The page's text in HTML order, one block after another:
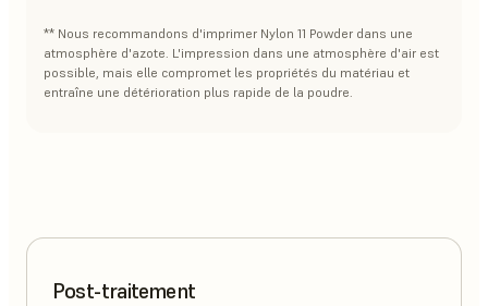
** Nous recommandons d'imprimer Nylon 11 Powder dans une
atmosphère d'azote. L'impression dans une atmosphère d'air est
possible, mais elle compromet les propriétés du matériau et
entraîne une détérioration plus rapide de la poudre.
Post-traitement